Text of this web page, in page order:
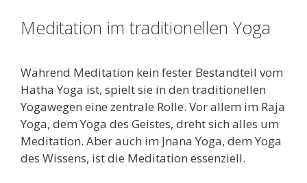
Meditation im traditionellen Yoga
Während Meditation kein fester Bestandteil vom
Hatha Yoga ist, spielt sie in den traditionellen
Yogawegen eine zentrale Rolle. Vor allem im Raja
Yoga, dem Yoga des Geistes, dreht sich alles um
Meditation. Aber auch im Jnana Yoga, dem Yoga
des Wissens, ist die Meditation essenziell.